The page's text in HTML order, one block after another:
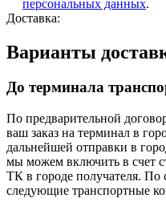
персональных данных.
Доставка:
Варианты
До терминала
По предварительной
ваш заказ на терминал в
дальнейшей отправки в
мы можем включить в счет
ТК в городе получателя.
следующие транспортные